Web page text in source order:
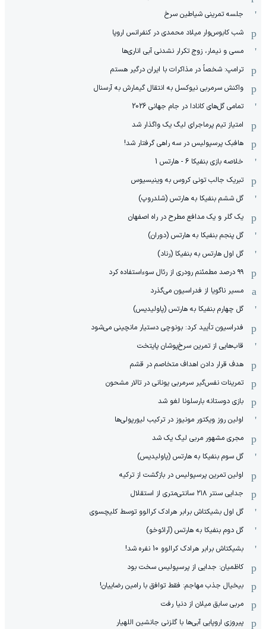
جلسه تمرینی شیاطین سرخ
شب کابوس‌وار میلاد محمدی در کنفرانس اروپا
مسی و نیمار، زوج تکرار نشدنی آبی اناری‌ها
ترامپ: شخصاً در مذاکرات با ایران درگیر هستم
واکنش سرمربی نیوکسل به انتقال گیمارش به آرسنال
تمامی گل‌های کانادا در جام جهانی 2026
امتیاز تیم پرماجرای لیگ یک واگذار شد
هافبک پرسپولیس در سه راهی گرفتار شد!
خلاصه بازی بنفیکا 6 - هارتس 1
تبریک جالب تونی کروس به وینیسیوس
گل ششم بنفیکا به هارتس (شلدروپ)
یک گلر و یک مدافع مطرح در راه اصفهان
گل پنجم بنفیکا به هارتس (دوران)
گل اول هارتس به بنفیکا (رناد)
۹۹ درصد مطمئنم رودری از رئال سوءاستفاده کرد
مسیر ناگویا از فدراسیون می‌گذرد
گل چهارم بنفیکا به هارتس (پاولیدیس)
فدراسیون تأیید کرد: بونوچی دستیار مانچینی می‌شود
قاب‌هایی از تمرین سرخ‌پوشان پایتخت
هدف قرار دادن اهداف متخاصم در قشم
‏تمرینات نفس‌گیر سرمربی یونانی در تالار مشحون
بازی دوستانه بارسلونا لغو شد
اولین روز ویکتور مونیوز در ترکیب لیورپولی‌ها
مجری مشهور مربی لیگ یک شد
گل سوم بنفیکا به هارتس (پاولیدیس)
اولین تمرین پرسپولیس در بازگشت از ترکیه
جدایی سنتر ۲۱۸ سانتی‌متری از استقلال
گل اول بشیکتاش برابر هرادک کرالوو توسط کلیچسوی
گل دوم بنفیکا به هارتس (آرائوخو)
بشیکتاش برابر هرادک کرالوو 10 نفره شد!
کاظمیان: جدایی از پرسپولیس سخت بود
بیخیال جذب مهاجم: فقط توافق با رامین رضاییان!
مربی سابق میلان از دنیا رفت
پیروزی اروپایی آبی‌ها با گلزنی جانشین اللهیار